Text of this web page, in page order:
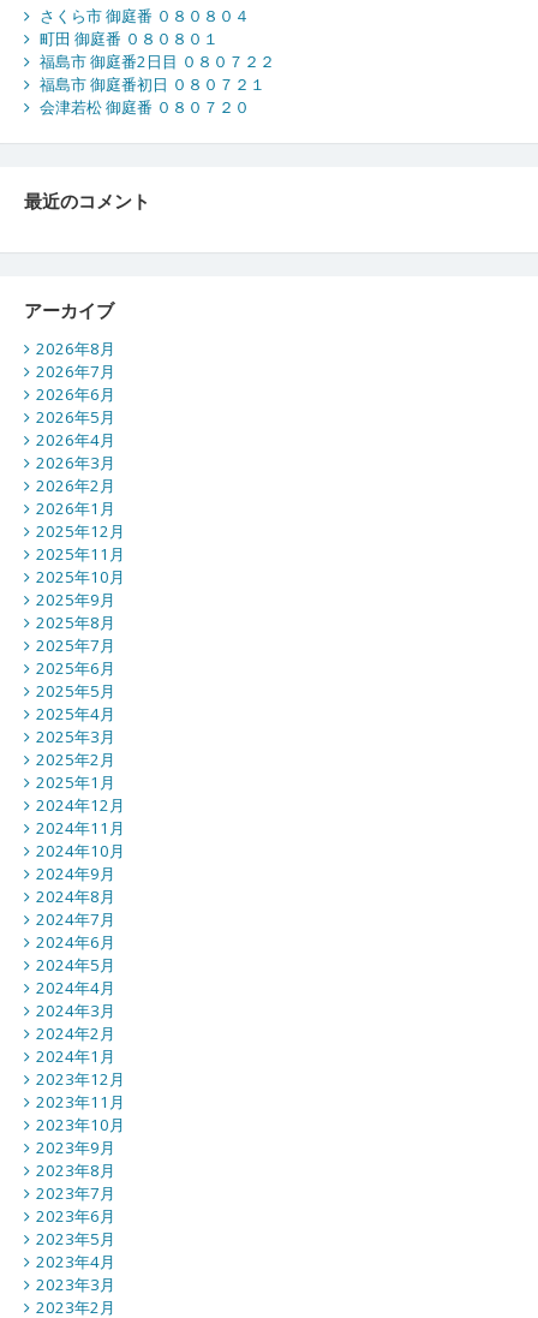
さくら市 御庭番 ０８０８０４
町田 御庭番 ０８０８０１
福島市 御庭番2日目 ０８０７２２
福島市 御庭番初日 ０８０７２１
会津若松 御庭番 ０８０７２０
最近のコメント
アーカイブ
2026年8月
2026年7月
2026年6月
2026年5月
2026年4月
2026年3月
2026年2月
2026年1月
2025年12月
2025年11月
2025年10月
2025年9月
2025年8月
2025年7月
2025年6月
2025年5月
2025年4月
2025年3月
2025年2月
2025年1月
2024年12月
2024年11月
2024年10月
2024年9月
2024年8月
2024年7月
2024年6月
2024年5月
2024年4月
2024年3月
2024年2月
2024年1月
2023年12月
2023年11月
2023年10月
2023年9月
2023年8月
2023年7月
2023年6月
2023年5月
2023年4月
2023年3月
2023年2月